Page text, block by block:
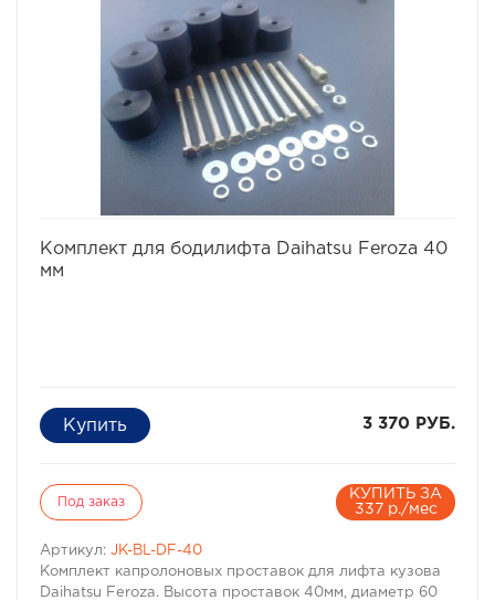
Комплект для бодилифта Daihatsu Feroza 40
мм
3 370 РУБ.
Под заказ
КУПИТЬ ЗА
337 р./мес
Артикул: JK-BL-DF-40
Комплект капролоновых проставок для лифта кузова
Daihatsu Feroza. Высота проставок 40мм, диаметр 60